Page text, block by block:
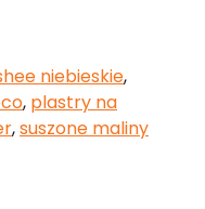
niebieskie,
, plastry na
,suszone maliny